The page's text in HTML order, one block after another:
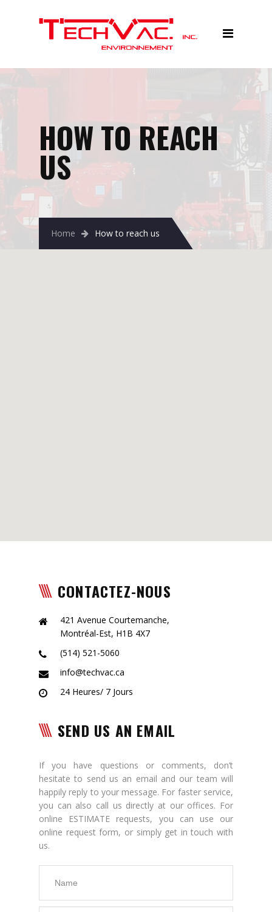
Accueil
Équipements
Contactez-nous
HOW TO REACH
US
Home How to reach us
CONTACTEZ-NOUS
421 Avenue Courtemanche,
Montréal-Est, H1B 4X7
(514) 521-5060
info@techvac.ca
24 Heures/ 7 Jours
SEND US AN EMAIL
If you have questions or comments, don’t
hesitate to send us an email and our team will
happily reply to your message. For faster service,
you can also call us directly at our offices. For
online ESTIMATE requests, you can use our
online request form, or simply get in touch with
us.